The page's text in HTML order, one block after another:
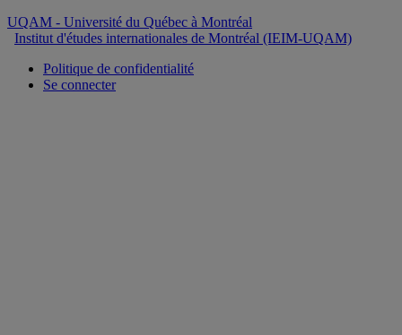
UQAM - Université du Québec à Montréal
Institut d'études internationales de Montréal (IEIM-UQAM)
Politique de confidentialité
Se connecter